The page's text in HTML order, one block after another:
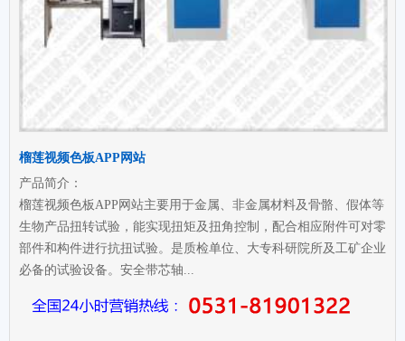
榴莲视频色板APP网站
产品简介：
榴莲视频色板APP网站主要用于金属、非金属材料及骨骼、假体等
生物产品扭转试验，能实现扭矩及扭角控制，配合相应附件可对零
部件和构件进行抗扭试验。是质检单位、大专科研院所及工矿企业
必备的试验设备。安全带芯轴...